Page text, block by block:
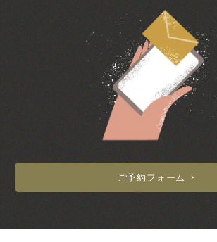
ご予約フォーム